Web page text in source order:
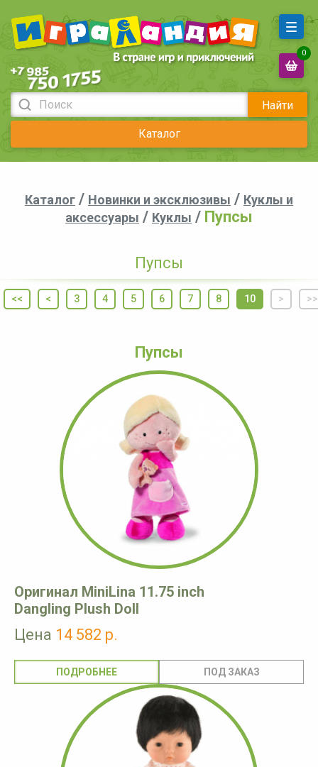
Найти
Каталог
0
Каталог / Новинки и эксклюзивы / Куклы и
аксессуары / Куклы / Пупсы
Пупсы
<< < 3 4 5 6 7 8 10 > >>
Пупсы
Оригинал MiniLina 11.75 inch
Dangling Plush Doll
Цена 14 582 р.
ПОДРОБНЕЕ